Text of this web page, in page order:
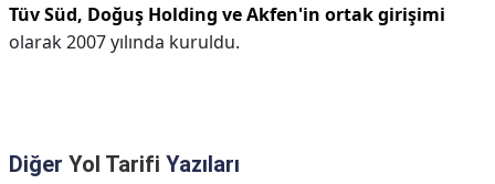
Tüv Süd, Doğuş Holding ve Akfen'in ortak girişimi
olarak 2007 yılında kuruldu.
Diğer Yol Tarifi Yazıları